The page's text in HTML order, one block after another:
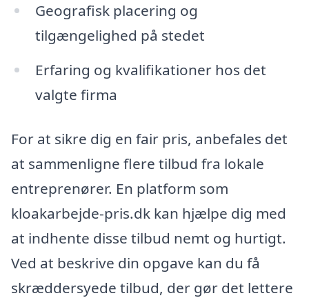
Geografisk placering og
tilgængelighed på stedet
Erfaring og kvalifikationer hos det
valgte firma
For at sikre dig en fair pris, anbefales det
at sammenligne flere tilbud fra lokale
entreprenører. En platform som
kloakarbejde-pris.dk kan hjælpe dig med
at indhente disse tilbud nemt og hurtigt.
Ved at beskrive din opgave kan du få
skræddersyede tilbud, der gør det lettere